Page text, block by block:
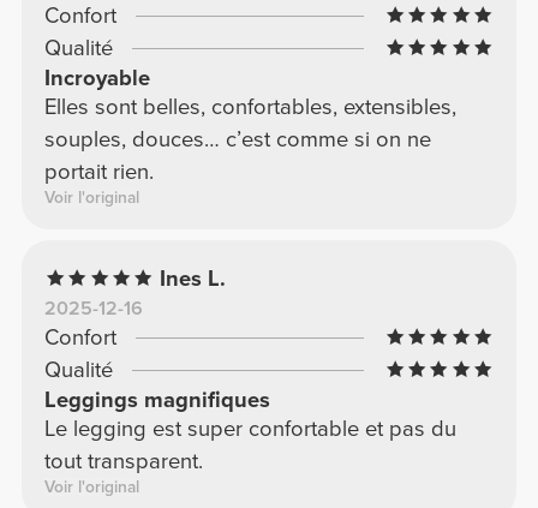
Confort
Qualité
Incroyable
Elles sont belles, confortables, extensibles,
souples, douces… c’est comme si on ne
portait rien.
Voir l'original
Ines L.
2025-12-16
Confort
Qualité
Leggings magnifiques
Le legging est super confortable et pas du
tout transparent.
Voir l'original